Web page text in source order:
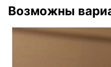
Возможны